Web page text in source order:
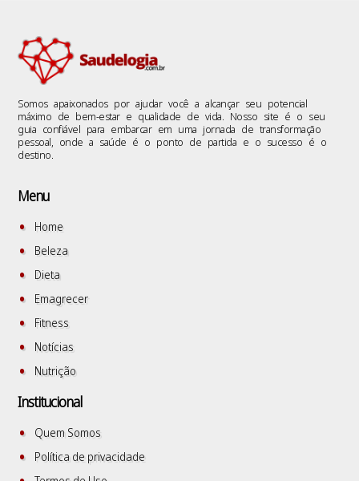
Somos apaixonados por ajudar você a alcançar seu potencial
máximo de bem-estar e qualidade de vida. Nosso site é o seu
guia confiável para embarcar em uma jornada de transformação
pessoal, onde a saúde é o ponto de partida e o sucesso é o
destino.
Menu
Home
Beleza
Dieta
Emagrecer
Fitness
Notícias
Nutrição
Institucional
Quem Somos
Política de privacidade